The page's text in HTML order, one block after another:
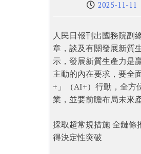
2025-11-11
人民日報刊出國務院副
章，談及有關發展新質
示，發展新質生產力是
主動的內在要求，要全
+」（AI+）行動，全方
業，並要前瞻布局未來產
採取超常規措施 全鏈條
得決定性突破